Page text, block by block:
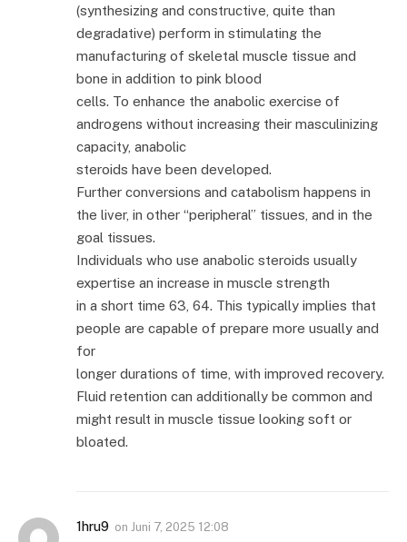
(synthesizing and constructive, quite than
degradative) perform in stimulating the
manufacturing of skeletal muscle tissue and
bone in addition to pink blood
cells. To enhance the anabolic exercise of
androgens without increasing their masculinizing
capacity, anabolic
steroids have been developed.
Further conversions and catabolism happens in
the liver, in other “peripheral” tissues, and in the
goal tissues.
Individuals who use anabolic steroids usually
expertise an increase in muscle strength
in a short time 63, 64. This typically implies that
people are capable of prepare more usually and
for
longer durations of time, with improved recovery.
Fluid retention can additionally be common and
might result in muscle tissue looking soft or
bloated.
1hru9 on Juni 7, 2025 12:08